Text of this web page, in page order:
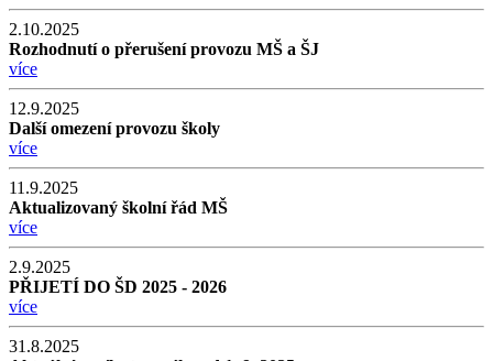
2.10.2025
Rozhodnutí o přerušení provozu MŠ a ŠJ
více
12.9.2025
Další omezení provozu školy
více
11.9.2025
Aktualizovaný školní řád MŠ
více
2.9.2025
PŘIJETÍ DO ŠD 2025 - 2026
více
31.8.2025